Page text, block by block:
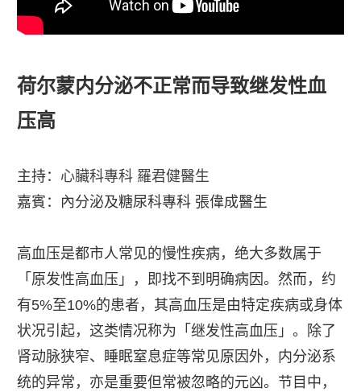
荷尔蒙内分泌不正常而导致继发性血
压高
主持： 心臟科專科 羅君健醫生
嘉賓：內分泌及糖尿科專科 張偉成醫生
高血压是都市人常见的慢性疾病，绝大多数属于
「原发性高血压」，即找不到明确病因。然而，约
有5%至10%的患者，其高血压是由特定疾病或身体
状况引起，这类情况称为「继发性高血压」。除了
肾动脉狭窄、睡眠窒息症等常见原因外，内分泌系
统的异常，亦是重要但常被忽略的元凶。节目中，